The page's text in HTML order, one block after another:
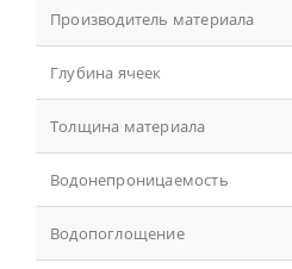
Производитель материала
Глубина ячеек
Толщина материала
Водонепроницаемость
Водопоглощение